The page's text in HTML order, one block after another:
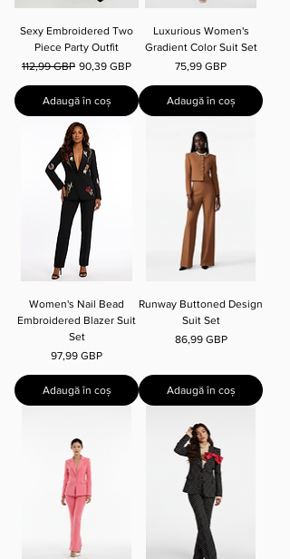
Sexy Embroidered Two
Piece Party Outfit
Preț normal
112,99 GBP Preț redus
90,39 GBP
Adaugă în coș
Luxurious Women's
Gradient Color Suit Set
Preț
75,99 GBP
Adaugă în coș
Women's Nail Bead
Embroidered Blazer Suit
Set
Preț
97,99 GBP
Adaugă în coș
Runway Buttoned Design
Suit Set
Preț
86,99 GBP
Adaugă în coș